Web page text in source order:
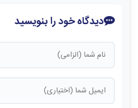
دیدگاه خود را بنویسید